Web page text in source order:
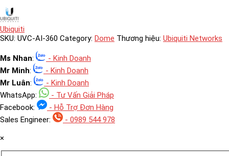
Ubiquiti
SKU: UVC-AI-360 Category: Dome Thương hiệu: Ubiquiti Networks
Ms Nhan:
- Kinh Doanh
Mr Minh:
- Kinh Doanh
Mr Luân:
- Kinh Doanh
WhatsApp:
- Tư Vấn Giải Pháp
Facebook:
- Hỗ Trợ Đơn Hàng
Sales Engineer:
- 0989 544 978
×